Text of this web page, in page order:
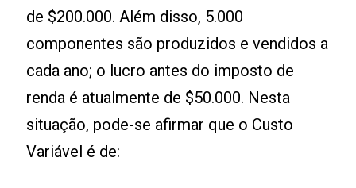
de $200.000. Além disso, 5.000
componentes são produzidos e vendidos a
cada ano; o lucro antes do imposto de
renda é atualmente de $50.000. Nesta
situação, pode-se afirmar que o Custo
Variável é de: